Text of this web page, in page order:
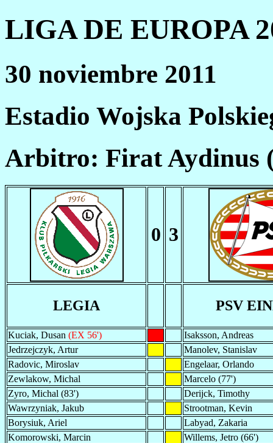
LIGA DE EUROPA
30 noviembre 2011
Estadio Wojska
Arbitro: Firat Aydinus
0 3
LEGIA PSV
Kuciak, Dusan (EX 56')
Isaksson, Andreas
Jedrzejczyk, Artur
Manolev, Stanislav
Radovic, Miroslav
Engelaar, Orlando
Zewlakow, Michal
Marcelo (77')
Zyro, Michal (83')
Derijck, Timothy
Wawrzyniak, Jakub
Strootman, Kevin
Borysiuk, Ariel
Labyad, Zakaria
Komorowski, Marcin
Willems, Jetro (66')